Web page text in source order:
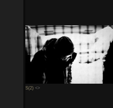
S(2) <>